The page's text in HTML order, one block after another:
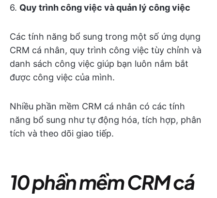
6. Quy trình công việc và quản lý công việc
Các tính năng bổ sung trong một số ứng dụng
CRM cá nhân, quy trình công việc tùy chỉnh và
danh sách công việc giúp bạn luôn nắm bắt
được công việc của mình.
Nhiều phần mềm CRM cá nhân có các tính
năng bổ sung như tự động hóa, tích hợp, phân
tích và theo dõi giao tiếp.
10 phần mềm CRM cá